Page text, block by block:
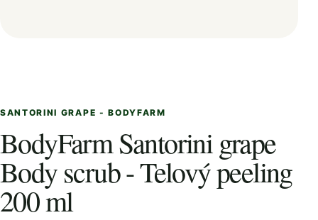
SANTORINI GRAPE - BODYFARM
BodyFarm Santorini grape
Body scrub - Telový peeling
200 ml